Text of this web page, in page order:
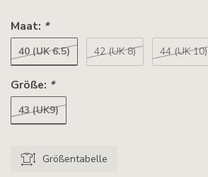
Maat: *
40 (UK 6.5) 42 (UK 8) 44 (UK 10)
Größe: *
43 (UK9)
Größentabelle